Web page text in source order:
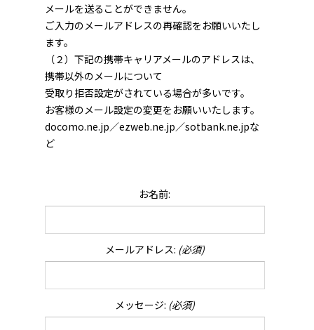
メールを送ることができません。
ご入力のメールアドレスの再確認をお願いいたし
ます。
（２）下記の携帯キャリアメールのアドレスは、
携帯以外のメールについて
受取り拒否設定がされている場合が多いです。
お客様のメール設定の変更をお願いいたします。
docomo.ne.jp／ezweb.ne.jp／sotbank.ne.jpな
ど
お名前:
メールアドレス: (必須)
メッセージ: (必須)